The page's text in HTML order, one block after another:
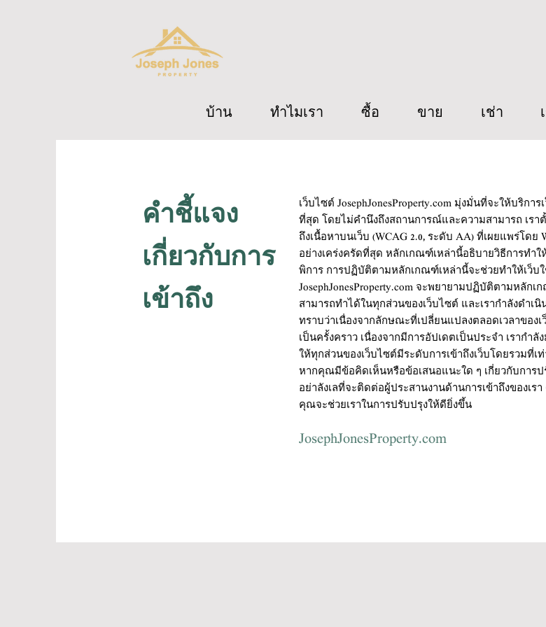
บ้าน ทำไมเรา ซื้อ ขาย เช่า
คำชี้แจง
เกี่ยวกับการ
เข้าถึง
เว็บไซต์ JosephJonesProperty.com มุ่งมั่นที่จะให้บริก
ที่สุด โดยไม่คำนึงถึงสถานการณ์และความสามารถ เร
ถึงเนื้อหาบนเว็บ (WCAG 2.0, ระดับ AA) ที่เผยแพร่โดย
อย่างเคร่งครัดที่สุด หลักเกณฑ์เหล่านี้อธิบายวิธีการทำใ
พิการ การปฏิบัติตามหลักเกณฑ์เหล่านี้จะช่วยทำให้เว็บ
JosephJonesProperty.com จะพยายามปฏิบัติตามหลัก
สามารถทำได้ในทุกส่วนของเว็บไซต์ และเรากำลังดำเ
ทราบว่าเนื่องจากลักษณะที่เปลี่ยนแปลงตลอดเวลาของ
เป็นครั้งคราว เนื่องจากมีการอัปเดตเป็นประจำ เรากำ
ให้ทุกส่วนของเว็บไซต์มีระดับการเข้าถึงเว็บโดยรวมที่เ
หากคุณมีข้อคิดเห็นหรือข้อเสนอแนะใด ๆ เกี่ยวกับการป
อย่าลังเลที่จะติดต่อผู้ประสานงานด้านการเข้าถึงของเร
คุณจะช่วยเราในการปรับปรุงให้ดียิ่งขึ้น
JosephJonesProperty.com